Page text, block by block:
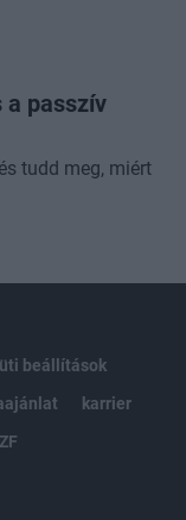
a passzív
tudd meg, miért
beállítások
karrier